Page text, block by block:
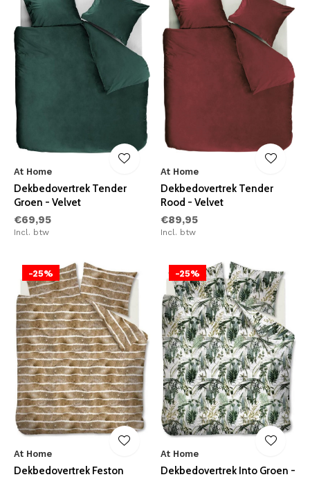
At Home
Dekbedovertrek Tender
Groen - Velvet
€69,95
Incl. btw
At Home
Dekbedovertrek Tender
Rood - Velvet
€89,95
Incl. btw
-25%
At Home
Dekbedovertrek Feston
-25%
At Home
Dekbedovertrek Into Groen -